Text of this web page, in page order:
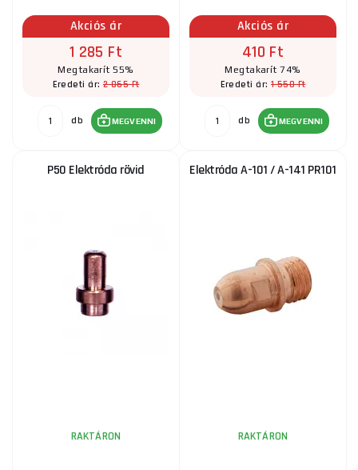
Akciós ár
1 285 Ft
Megtakarít 55%
Eredeti ár:2 865 Ft
db MEGVENNI
Akciós ár
410 Ft
Megtakarít 74%
Eredeti ár:1 550 Ft
db MEGVENNI
P50 Elektróda rövid
RAKTÁRON
Elektróda A-101 / A-141 PR101
RAKTÁRON